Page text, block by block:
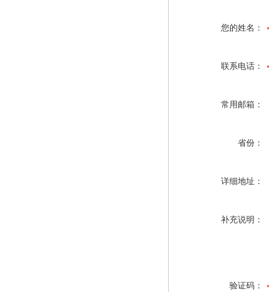
您的姓名：
联系电话：
常用邮箱：
省份：
详细地址：
补充说明：
验证码：